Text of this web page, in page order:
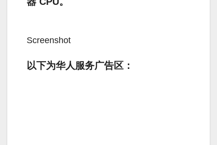
Screenshot
以下为华人服务广告区：